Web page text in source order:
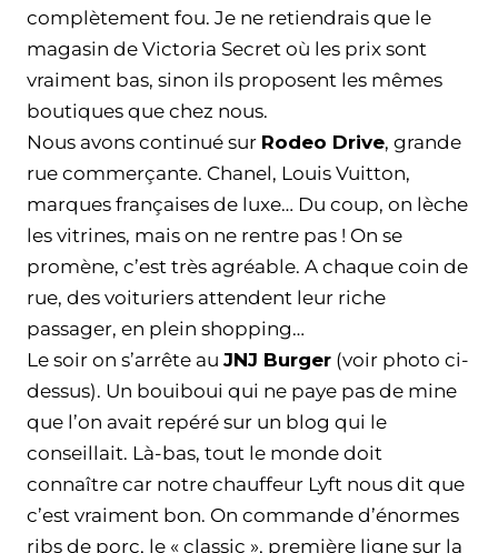
complètement fou. Je ne retiendrais que le
magasin de Victoria Secret où les prix sont
vraiment bas, sinon ils proposent les mêmes
boutiques que chez nous.
Nous avons continué sur Rodeo Drive, grande
rue commerçante. Chanel, Louis Vuitton,
marques françaises de luxe… Du coup, on lèche
les vitrines, mais on ne rentre pas ! On se
promène, c’est très agréable. A chaque coin de
rue, des voituriers attendent leur riche
passager, en plein shopping…
Le soir on s’arrête au JNJ Burger (voir photo ci-
dessus). Un bouiboui qui ne paye pas de mine
que l’on avait repéré sur un blog qui le
conseillait. Là-bas, tout le monde doit
connaître car notre chauffeur Lyft nous dit que
c’est vraiment bon. On commande d’énormes
ribs de porc, le « classic », première ligne sur la